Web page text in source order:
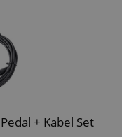
+ Kabel Set